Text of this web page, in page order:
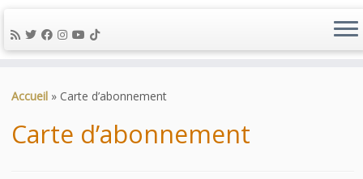
auAccueil » Carte d’abonnement
Carte d’abonnement